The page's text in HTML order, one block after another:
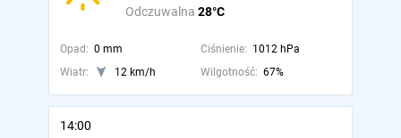
Odczuwalna 28°C
Opad: 0 mm Ciśnienie: 1012 hPa
Wiatr:
12 km/h Wilgotność: 67%
14:00